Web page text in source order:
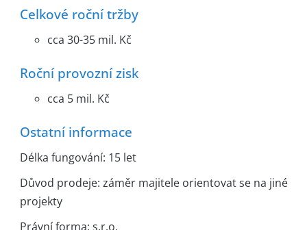
Celkové roční tržby
cca 30-35 mil. Kč
Roční provozní zisk
cca 5 mil. Kč
Ostatní informace
Délka fungování: 15 let
Důvod prodeje: záměr majitele orientovat se na jiné
projekty
Právní forma: s.r.o.